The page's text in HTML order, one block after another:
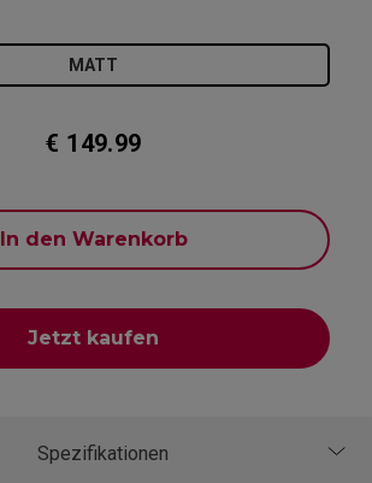
MATT
€ 149.99
In den Warenkorb
Jetzt kaufen